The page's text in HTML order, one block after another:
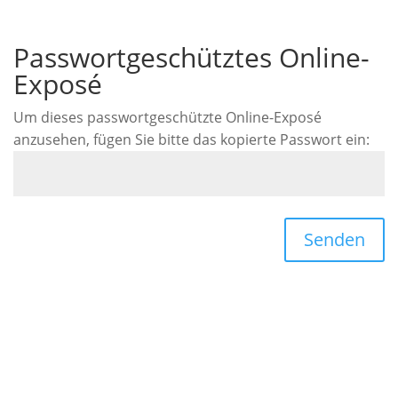
Passwortgeschütztes Online-
Exposé
Um dieses passwortgeschützte Online-Exposé
anzusehen, fügen Sie bitte das kopierte Passwort ein:
Senden